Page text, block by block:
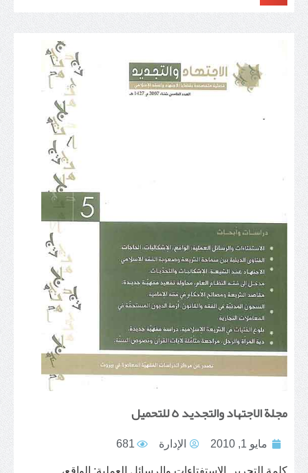
مجلة الاجتهاد والتجديد ٥ للتحميل
مايو 1, 2010 الإدارة 681
كلمة التحرير الاستفتاءات والرسائل العملية: الواقع،